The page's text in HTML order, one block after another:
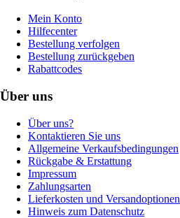
Mein Konto
Hilfecenter
Bestellung verfolgen
Bestellung zurückgeben
Rabattcodes
Über uns
Über uns?
Kontaktieren Sie uns
Allgemeine Verkaufsbedingungen
Rückgabe & Erstattung
Impressum
Zahlungsarten
Lieferkosten und Versandoptionen
Hinweis zum Datenschutz